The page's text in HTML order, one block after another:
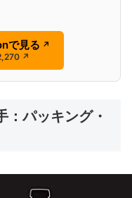
で見る ↗
↗
：パッキング・